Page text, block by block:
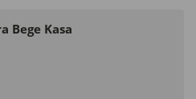
Bege Kasa